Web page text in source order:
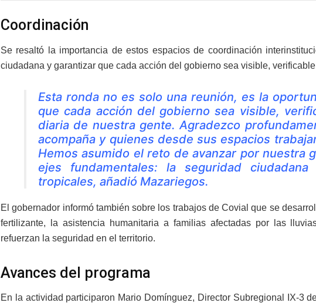
Coordinación
Se resaltó la importancia de estos espacios de coordinación
ciudadana y garantizar que cada acción del gobierno sea visible,
Esta ronda no es solo una reunión, es la
que cada acción del gobierno sea visible,
diaria de nuestra gente. Agradezco
acompaña y quienes desde sus espacios
Hemos asumido el reto de avanzar por nuestra
ejes fundamentales: la seguridad
tropicales, añadió Mazariegos.
El gobernador informó también sobre los trabajos de Covial que se
fertilizante, la asistencia humanitaria a familias afectadas por las
refuerzan la seguridad en el territorio.
Avances del programa
En la actividad participaron Mario Domínguez, Director Subregional IX-3